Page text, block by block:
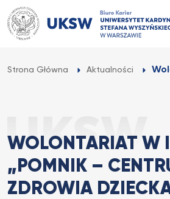
Przejdź
do
treści
Strona Główna Aktualności
WOLONTARIAT W
„POMNIK –
ZDROWIA